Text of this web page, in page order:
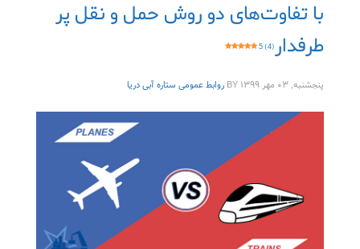
با تفاوت‌های دو روش حمل و نقل پر
طرفدار5 (4)
پنجشنبه, ۰۳ مهر ۱۳۹۹ BY روابط عمومی ستاره آبی دریا